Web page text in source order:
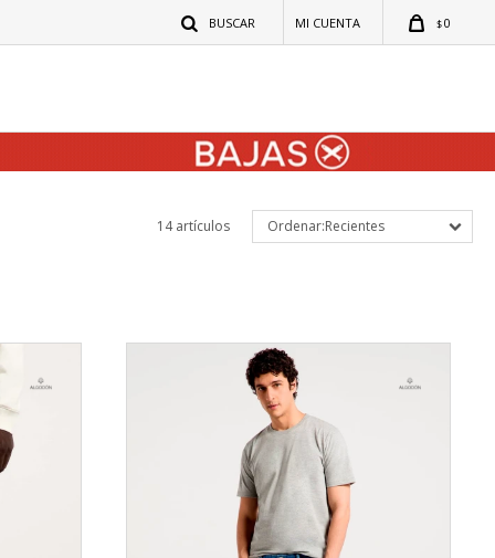
$0
14 artículos Recientes